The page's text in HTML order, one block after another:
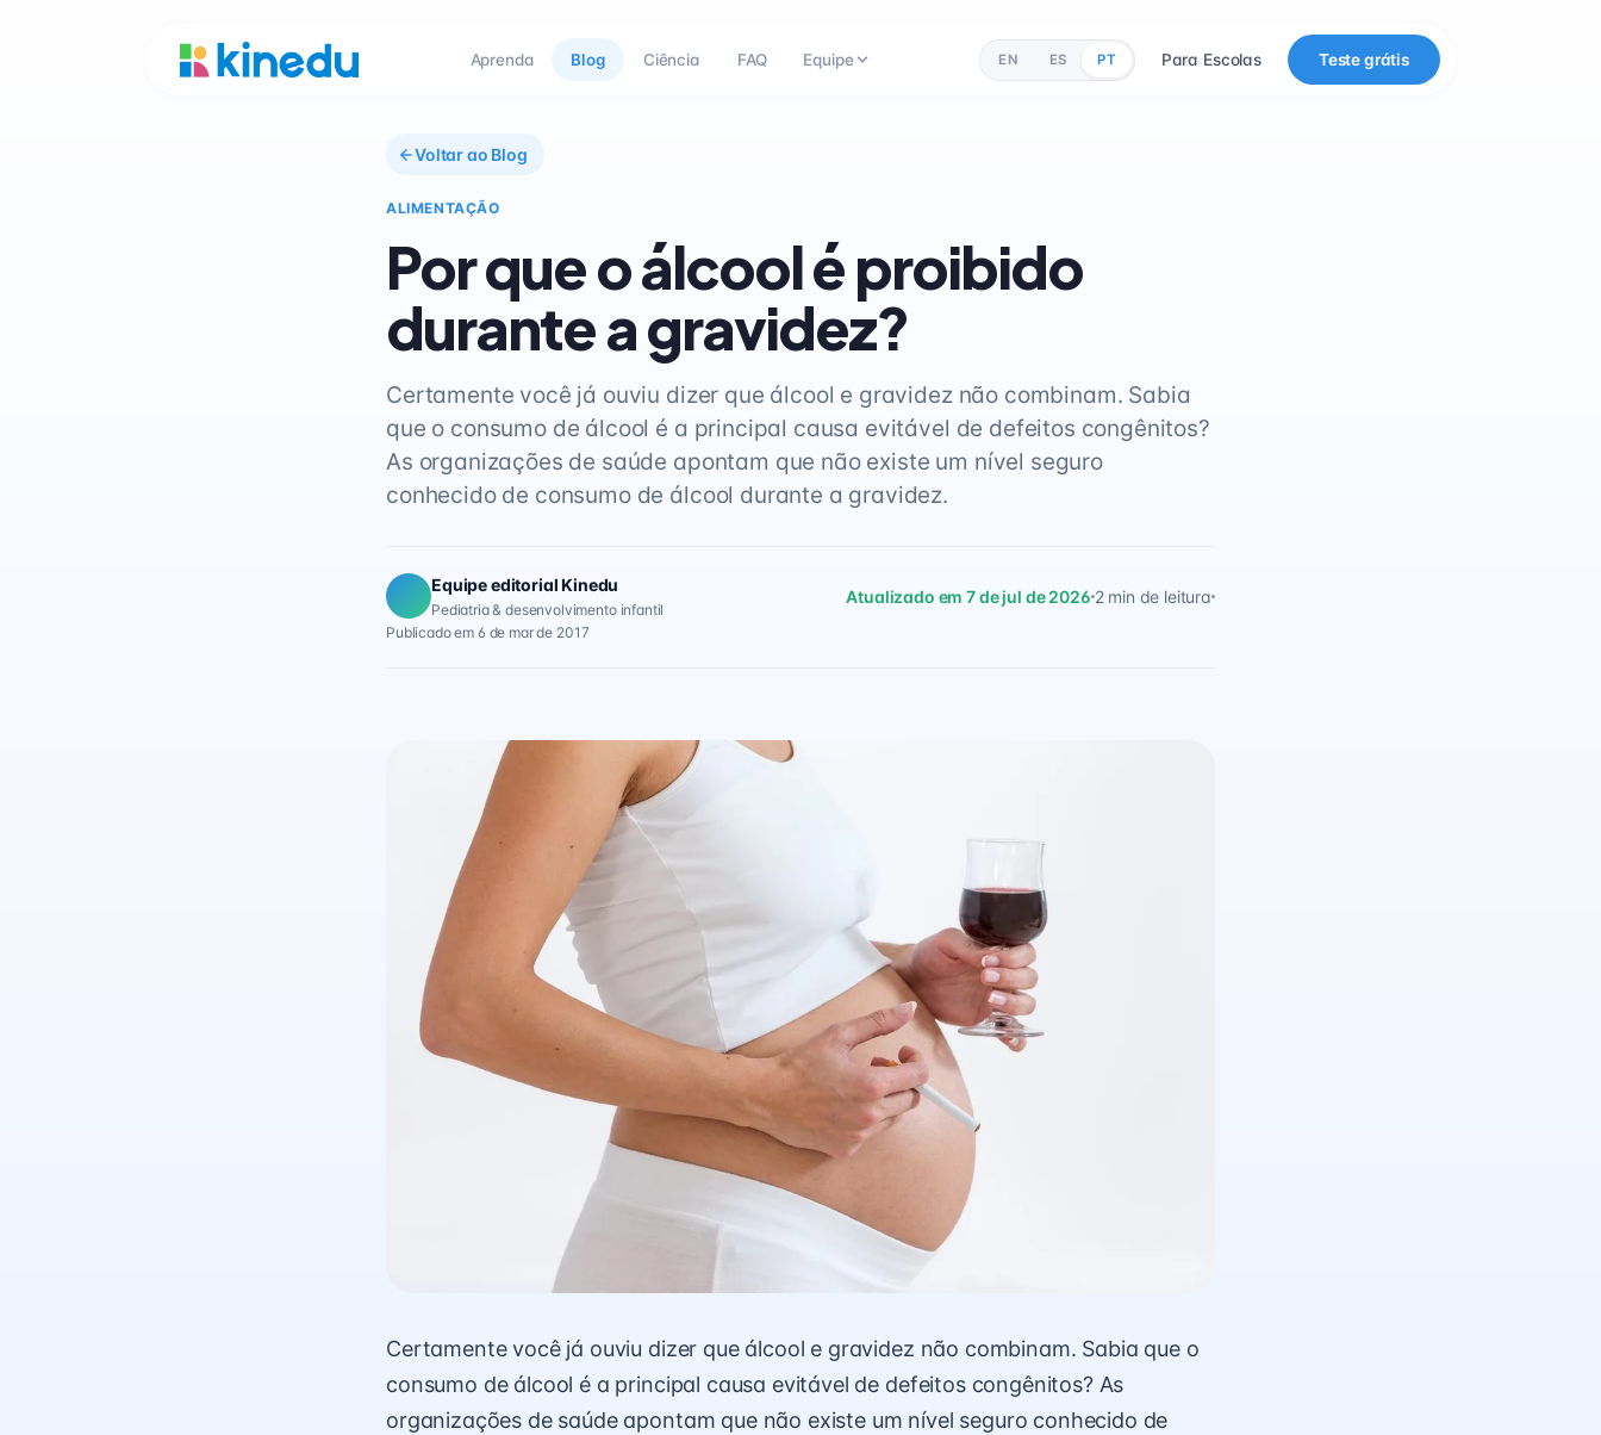
Aprenda Blog Ciência FAQ Equipe EN ES PT Para Escolas Teste grátis
Voltar ao Blog
ALIMENTAÇÃO
Por que o álcool é proibido
durante a gravidez?
Certamente você já ouviu dizer que álcool e gravidez não combinam. Sabia
que o consumo de álcool é a principal causa evitável de defeitos congênitos?
As organizações de saúde apontam que não existe um nível seguro
conhecido de consumo de álcool durante a gravidez.
Equipe editorial Kinedu
Pediatria & desenvolvimento infantil
Atualizado em 7 de jul de 2026 2 min de leitura
Publicado em 6 de mar de 2017
Certamente você já ouviu dizer que álcool e gravidez não combinam. Sabia que o
consumo de álcool é a principal causa evitável de defeitos congênitos? As
organizações de saúde apontam que não existe um nível seguro conhecido de